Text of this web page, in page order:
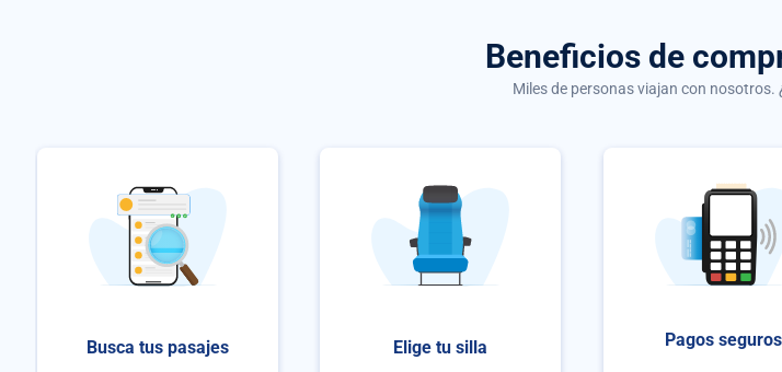
Beneficios de
Miles de personas viajan con nosotros.
Busca tus pasajes Elige tu silla Pagos seguros